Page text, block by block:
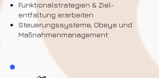
Funktionalstrategien & Ziel-
entfaltung erarbeiten
Steuerungssysteme, Obeya und
Maßnahmenmanagement